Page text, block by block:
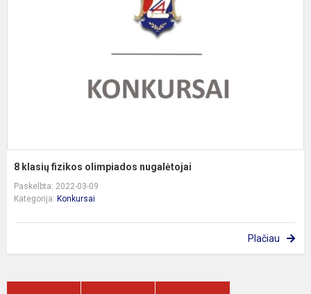
8 klasių fizikos olimpiados nugalėtojai
Paskelbta: 2022-03-09
Kategorija: Konkursai
Plačiau